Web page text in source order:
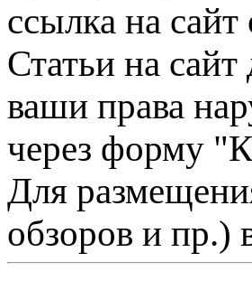
ссылка на сайт
Статьи на
ваши права
через форму
Для
обзоров и пр.)